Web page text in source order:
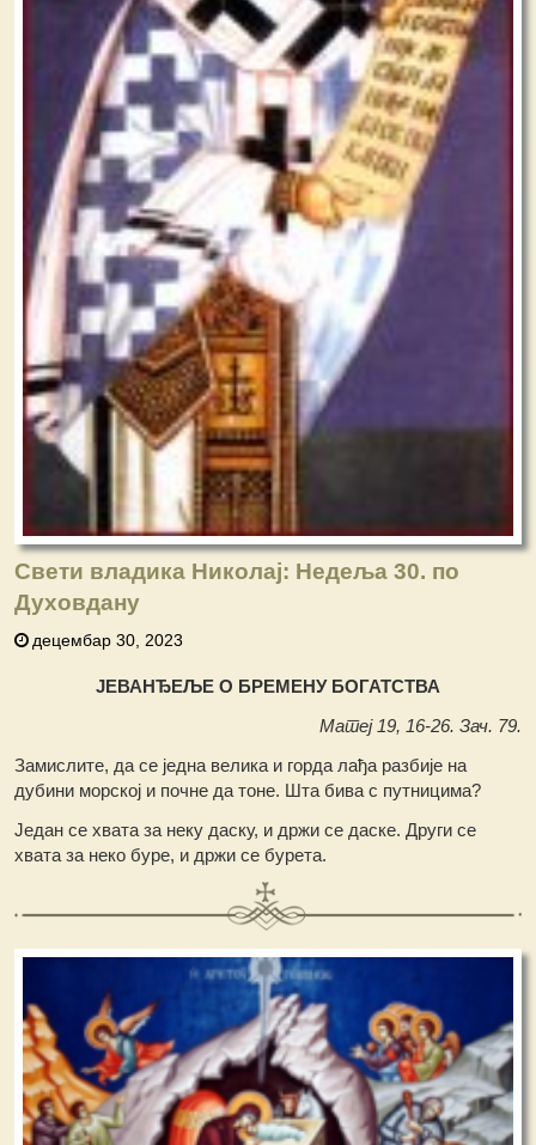
Свети владика Николај: Недеља 30. по
Духовдану
децембар 30, 2023
ЈЕВАНЂЕЉЕ О БРЕМЕНУ БОГАТСТВА
Матеј 19, 16-26. Зач. 79.
Замислите, да се једна велика и горда лађа разбије на
дубини морској и почне да тоне. Шта бива с путницима?
Један се хвата за неку даску, и држи се даске. Други се
хвата за неко буре, и држи се бурета.